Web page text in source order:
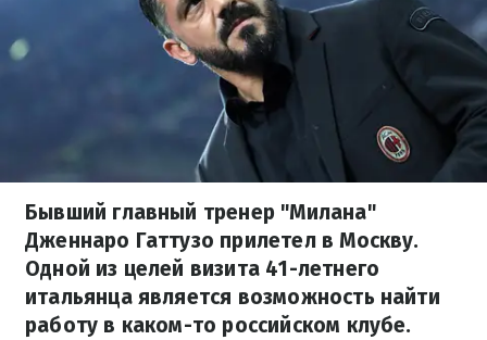
Бывший главный тренер "Милана"
Дженнаро Гаттузо прилетел в Москву.
Одной из целей визита 41-летнего
итальянца является возможность найти
работу в каком-то российском клубе.